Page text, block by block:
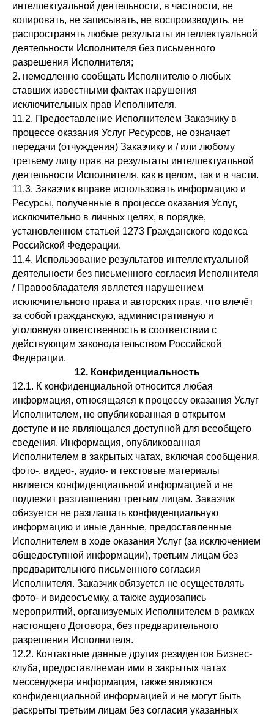
интеллектуальной деятельности, в частности, не
копировать, не записывать, не воспроизводить, не
распространять любые результаты интеллектуальной
деятельности Исполнителя без письменного
разрешения Исполнителя;
2. немедленно сообщать Исполнителю о любых
ставших известными фактах нарушения
исключительных прав Исполнителя.
11.2. Предоставление Исполнителем Заказчику в
процессе оказания Услуг Ресурсов, не означает
передачи (отчуждения) Заказчику и / или любому
третьему лицу прав на результаты интеллектуальной
деятельности Исполнителя, как в целом, так и в части.
11.3. Заказчик вправе использовать информацию и
Ресурсы, полученные в процессе оказания Услуг,
исключительно в личных целях, в порядке,
установленном статьей 1273 Гражданского кодекса
Российской Федерации.
11.4. Использование результатов интеллектуальной
деятельности без письменного согласия Исполнителя
/ Правообладателя является нарушением
исключительного права и авторских прав, что влечёт
за собой гражданскую, административную и
уголовную ответственность в соответствии с
действующим законодательством Российской
Федерации.
12. Конфиденциальность
12.1. К конфиденциальной относится любая
информация, относящаяся к процессу оказания Услуг
Исполнителем, не опубликованная в открытом
доступе и не являющаяся доступной для всеобщего
сведения. Информация, опубликованная
Исполнителем в закрытых чатах, включая сообщения,
фото-, видео-, аудио- и текстовые материалы
является конфиденциальной информацией и не
подлежит разглашению третьим лицам. Заказчик
обязуется не разглашать конфиденциальную
информацию и иные данные, предоставленные
Исполнителем в ходе оказания Услуг (за исключением
общедоступной информации), третьим лицам без
предварительного письменного согласия
Исполнителя. Заказчик обязуется не осуществлять
фото- и видеосъемку, а также аудиозапись
мероприятий, организуемых Исполнителем в рамках
настоящего Договора, без предварительного
разрешения Исполнителя.
12.2. Контактные данные других резидентов Бизнес-
клуба, предоставляемая ими в закрытых чатах
мессенджера информация, также являются
конфиденциальной информацией и не могут быть
раскрыты третьим лицам без согласия указанных